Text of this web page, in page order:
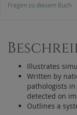
Fragen zu diesem Buch
Illustrates
Written by
pathologists
detected on
Outlines a